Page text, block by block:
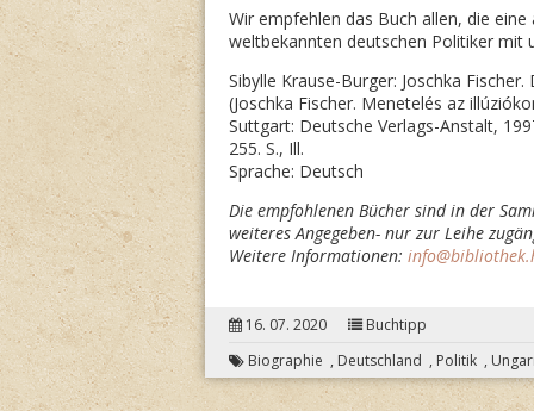
Wir empfehlen das Buch allen, die
weltbekannten deutschen Politiker mit
Sibylle Krause-Burger: Joschka
(Joschka Fischer. Menetelés az
Suttgart: Deutsche Verlags-Anstalt,
255. S., Ill.
Sprache: Deutsch
Die empfohlenen Bücher sind in der
weiteres Angegeben- nur zur Leihe
Weitere Informationen:
16. 07. 2020
Buchtipp
Biographie , Deutschland , Politik ,